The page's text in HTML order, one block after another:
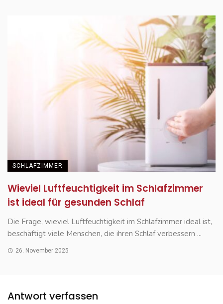
SCHLAFZIMMER
Wieviel Luftfeuchtigkeit im Schlafzimmer
ist ideal für gesunden Schlaf
Die Frage, wieviel Luftfeuchtigkeit im Schlafzimmer ideal ist,
beschäftigt viele Menschen, die ihren Schlaf verbessern ...
26. November 2025
Antwort verfassen